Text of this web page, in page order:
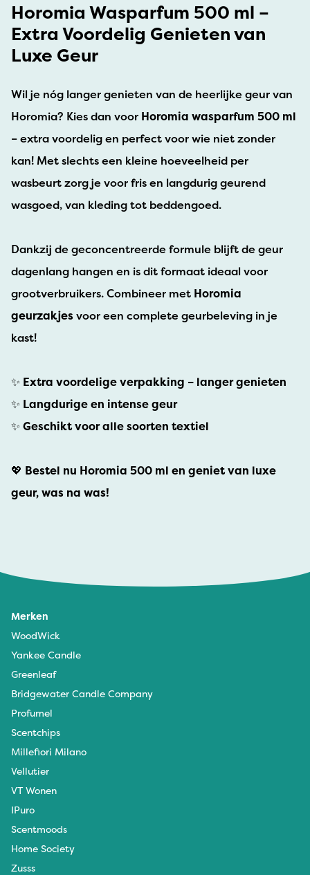
Horomia Wasparfum 500 ml –
Extra Voordelig Genieten van
Luxe Geur
Wil je nóg langer genieten van de heerlijke geur van
Horomia? Kies dan voor Horomia wasparfum 500 ml
– extra voordelig en perfect voor wie niet zonder
kan! Met slechts een kleine hoeveelheid per
wasbeurt zorg je voor fris en langdurig geurend
wasgoed, van kleding tot beddengoed.
Dankzij de geconcentreerde formule blijft de geur
dagenlang hangen en is dit formaat ideaal voor
grootverbruikers. Combineer met Horomia
geurzakjesvoor een complete geurbeleving in je
kast!
✨ Extra voordelige verpakking – langer genieten
✨ Langdurige en intense geur
✨ Geschikt voor alle soorten textiel
💖 Bestel nu Horomia 500 ml en geniet van luxe
geur, was na was!
Merken
WoodWick
Yankee Candle
Greenleaf
Bridgewater Candle Company
Profumel
Scentchips
Millefiori Milano
Vellutier
VT Wonen
IPuro
Scentmoods
Home Society
Zusss